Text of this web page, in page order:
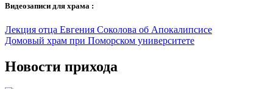
Видеозаписи для храма :
Лекция отца Евгения Соколова об Апокалипсисе
Домовый храм при Поморском университете
Новости прихода